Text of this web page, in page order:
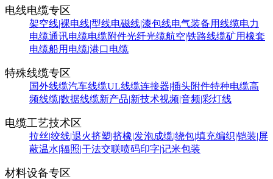
电线电缆专区
架空线|裸电线|型线电磁线|漆包线电气装备用线缆电力
电缆通讯电缆电缆附件光纤光缆航空|铁路线缆矿用橡套
电缆船用电缆|港口电缆
特殊线缆专区
国外线缆汽车线缆UL线缆连接器|插头附件特种电缆高
频线缆|数据线缆新产品|新技术视频|音频|彩灯线
电缆工艺技术区
拉丝|绞线|退火挤塑|挤橡|发泡成缆|绕包|填充编织|铠装|屏
蔽温水|辐照|干法交联喷码印字|记米包装
材料设备专区